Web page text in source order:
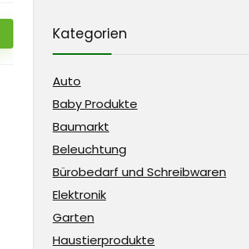
Kategorien
Auto
Baby Produkte
Baumarkt
Beleuchtung
Bürobedarf und Schreibwaren
Elektronik
Garten
Haustierprodukte